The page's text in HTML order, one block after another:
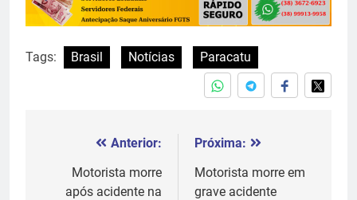
Tags: Brasil Notícias Paracatu
Navegação
Anterior:
Motorista morre
após acidente na
Próxima:
Motorista morre em
grave acidente